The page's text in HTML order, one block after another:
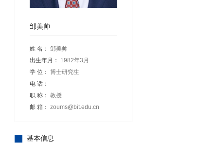
邹美帅
姓 名： 邹美帅
出生年月：
1982年3月
学 位： 博士研究生
电 话：
职 称： 教授
邮 箱： zoums@bit.edu.cn
基本信息